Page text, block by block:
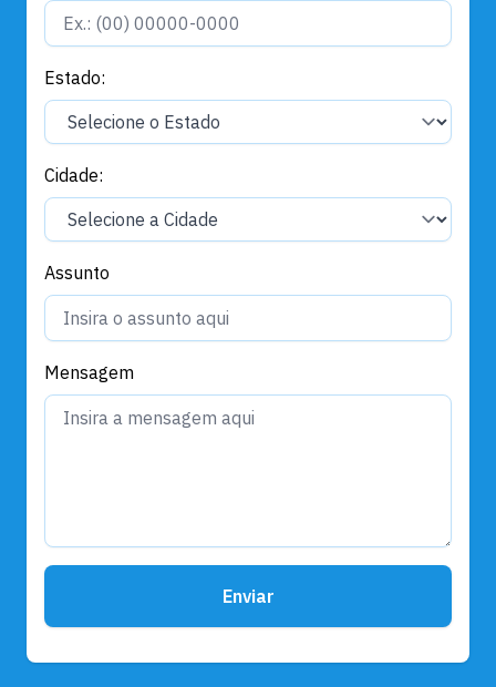
Estado:
Cidade:
Assunto
Mensagem
Enviar